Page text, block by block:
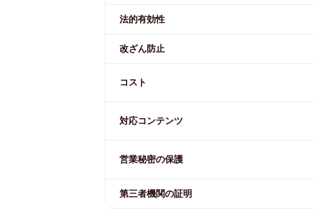
法的有効性
改ざん防止
コスト
対応コンテンツ
営業秘密の保護
第三者機関の証明